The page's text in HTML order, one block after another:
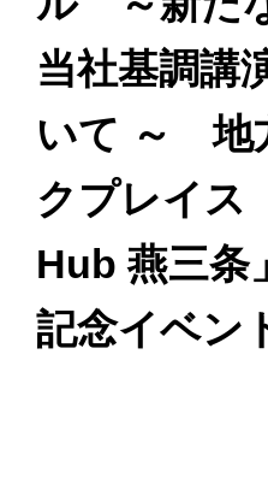
当社基調講
いて ～ 地
クプレイス
Hub 燕三条
記念イベ